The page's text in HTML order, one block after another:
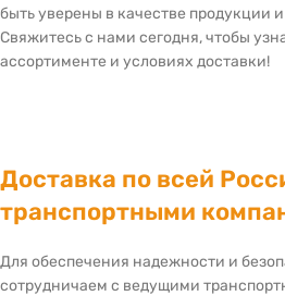
быть уверены в качестве продукции
Свяжитесь с нами сегодня, чтобы
ассортименте и условиях доставки!
Доставка по всей
транспортными
Для обеспечения надежности и
сотрудничаем с ведущими